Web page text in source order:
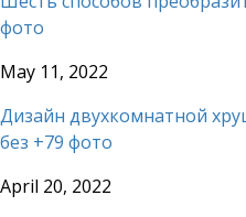
фото
May 11, 2022
Дизайн двухкомнатной
без +79 фото
April 20, 2022